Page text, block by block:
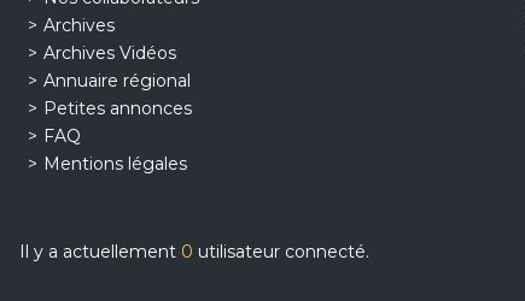
Archives
Archives Vidéos
Annuaire régional
Petites annonces
FAQ
Mentions légales
Il y a actuellement 0 utilisateur connecté.